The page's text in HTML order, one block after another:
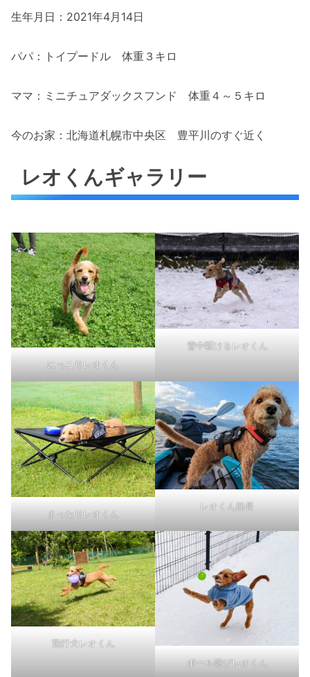
生年月日：2021年4月14日
パパ：トイプードル 体重３キロ
ママ：ミニチュアダックスフンド 体重４～５キロ
今のお家：北海道札幌市中央区 豊平川のすぐ近く
レオくんギャラリー
にっこりレオくん
雪中駆けるレオくん
まったりレオくん
レオくん船長
飛行犬レオくん
ボール遊びレオくん